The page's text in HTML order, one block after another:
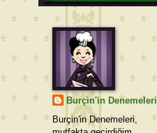
Burçin'in Denemeleri
Burçin'in Denemeleri,